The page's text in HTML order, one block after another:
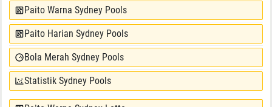
Paito Warna Sydney Pools
Paito Harian Sydney Pools
Bola Merah Sydney Pools
Statistik Sydney Pools